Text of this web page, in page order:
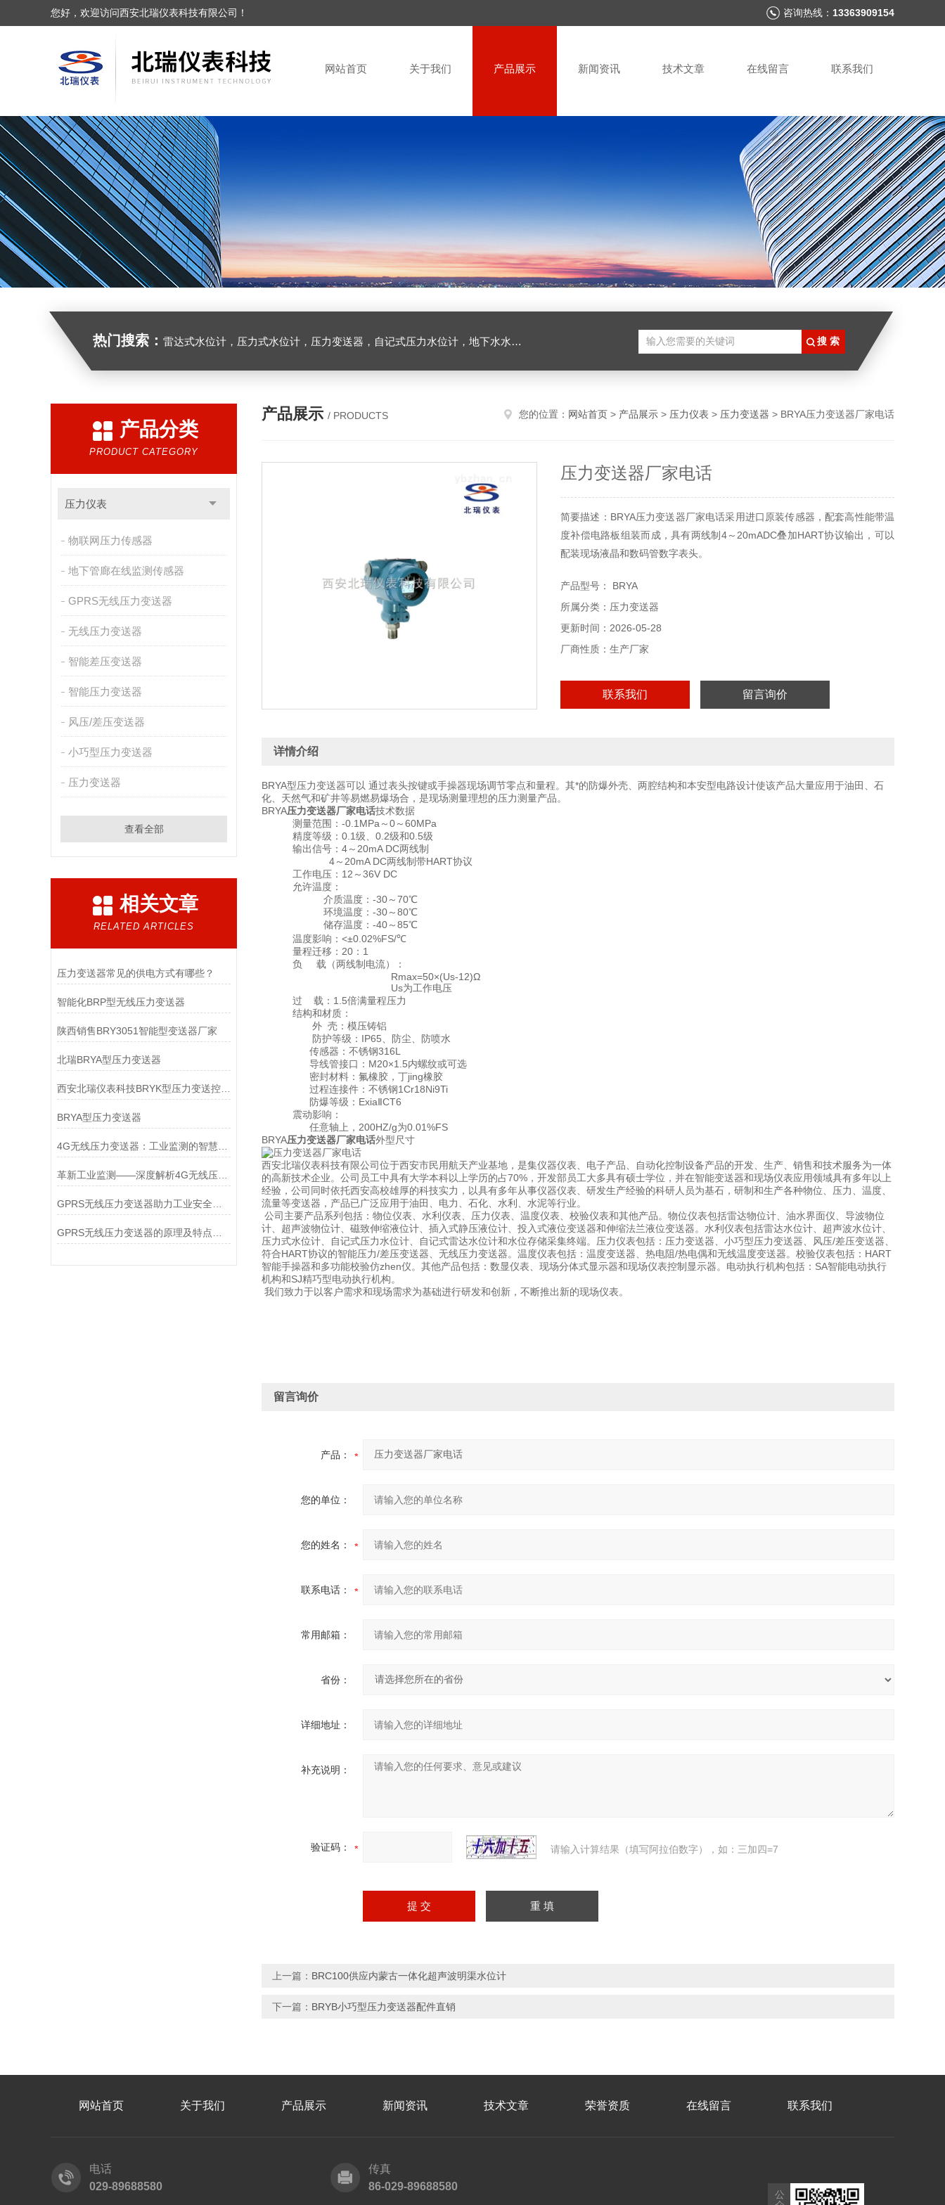
您好，欢迎访问西安北瑞仪表科技有限公司！ 咨询热线： 13363909154
网站首页 关于我们 产品展示 新闻资讯 技术文章 在线留言 联系我们
热门搜索： 雷达式水位计，压力式水位计，压力变送器，自记式压力水位计，地下水水位计
产品分类
PRODUCT CATEGORY
压力仪表
物联网压力传感器
地下管廊在线监测传感器
GPRS无线压力变送器
无线压力变送器
智能差压变送器
智能压力变送器
风压/差压变送器
小巧型压力变送器
压力变送器
查看全部
相关文章
RELATED ARTICLES
压力变送器常见的供电方式有哪些？
智能化BRP型无线压力变送器
陕西销售BRY3051智能型变送器厂家
北瑞BRYA型压力变送器
西安北瑞仪表科技BRYK型压力变送控制器
BRYA型压力变送器
革新工业监测——深度解析4G无线压力变送器
产品展示 / PRODUCTS 您的位置： 网站首页 > 产品展示 > 压力仪表 > 压力变送器 > BRYA压力变送器厂家电话
压力变送器厂家电话
简要描述：BRYA压力变送器厂家电话采用进口原装传感器，配套高性能带温
度补偿电路板组装而成，具有两线制4～20mADC叠加HART协议输出，可以
配装现场液晶和数码管数字表头。
产品型号： BRYA
所属分类：压力变送器
更新时间：2026-05-28
厂商性质：生产厂家
联系我们 留言询价
详情介绍
BRYA型压力变送器可以 通过表头按键或手操器现场调节零点和量程。其*的防爆外壳、两腔结构和本安型电路设计使该产品大量应用于油田、石
化、天然气和矿井等易燃易爆场合，是现场测量理想的压力测量产品。
BRYA压力变送器厂家电话技术数据
测量范围：-0.1MPa～0～60MPa
精度等级：0.1级、0.2级和0.5级
输出信号：4～20mA DC两线制
4～20mA DC两线制带HART协议
工作电压：12～36V DC
允许温度：
介质温度：-30～70℃
环境温度：-30～80℃
储存温度：-40～85℃
温度影响：<±0.02%FS/℃
量程迁移：20：1
负 载（两线制电流）：
Rmax=50×(Us-12)Ω
Us为工作电压
过 载：1.5倍满量程压力
结构和材质：
外 壳：模压铸铝
防护等级：IP65、防尘、防喷水
传感器：不锈钢316L
导线管接口：M20×1.5内螺纹或可选
密封材料：氟橡胶，丁jing橡胶
过程连接件：不锈钢1Cr18Ni9Ti
防爆等级：ExiaⅡCT6
震动影响：
任意轴上，200HZ/g为0.01%FS
BRYA压力变送器厂家电话外型尺寸
西安北瑞仪表科技有限公司位于西安市民用航天产业基地，是集仪器仪表、电子产品、自动化控制设备产品的开发、生产、销售和技术服务为一体
的高新技术企业。公司员工中具有大学本科以上学历的占70%，开发部员工大多具有硕士学位，并在智能变送器和现场仪表应用领域具有多年以上
经验，公司同时依托西安高校雄厚的科技实力，以具有多年从事仪器仪表、研发生产经验的科研人员为基石，研制和生产各种物位、压力、温度、
流量等变送器，产品已广泛应用于油田、电力、石化、水利、水泥等行业。
公司主要产品系列包括：物位仪表、水利仪表、压力仪表、温度仪表、校验仪表和其他产品。物位仪表包括雷达物位计、油水界面仪、导波物位
计、超声波物位计、磁致伸缩液位计、插入式静压液位计、投入式液位变送器和伸缩法兰液位变送器。水利仪表包括雷达水位计、超声波水位计、
压力式水位计、自记式压力水位计、自记式雷达水位计和水位存储采集终端。压力仪表包括：压力变送器、小巧型压力变送器、风压/差压变送器、
符合HART协议的智能压力/差压变送器、无线压力变送器。温度仪表包括：温度变送器、热电阻/热电偶和无线温度变送器。校验仪表包括：HART
智能手操器和多功能校验仿zhen仪。其他产品包括：数显仪表、现场分体式显示器和现场仪表控制显示器。电动执行机构包括：SA智能电动执行
机构和SJ精巧型电动执行机构。
我们致力于以客户需求和现场需求为基础进行研发和创新，不断推出新的现场仪表。
留言询价
产品：
您的单位：
您的姓名：
联系电话：
常用邮箱：
省份：
详细地址：
补充说明：
验证码： 请输入计算结果（填写阿拉伯数字），如：三加四=7
上一篇： BRC100供应内蒙古一体化超声波明渠水位计
下一篇： BRYB小巧型压力变送器配件直销
网站首页 关于我们 产品展示 新闻资讯 技术文章 荣誉资质 在线留言 联系我们
电话
029-89688580
传真
86-029-89688580
公